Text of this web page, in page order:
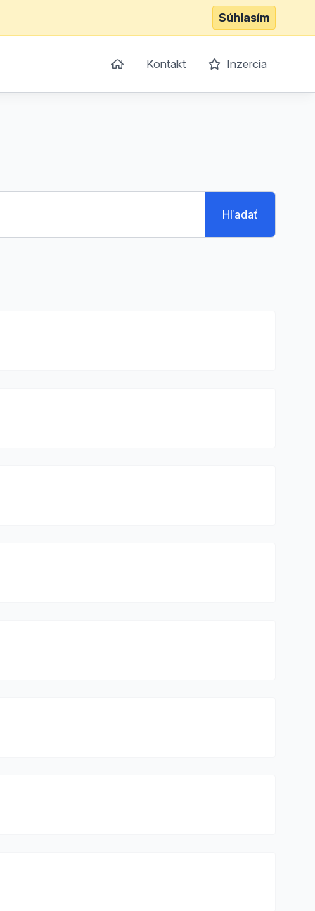
Súhlasím
Kontakt Inzercia
Hľadať